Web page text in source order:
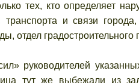
тех, кто определяет
транспорта и связи
отдел градостроительного
руководителей
тут же выбежали из